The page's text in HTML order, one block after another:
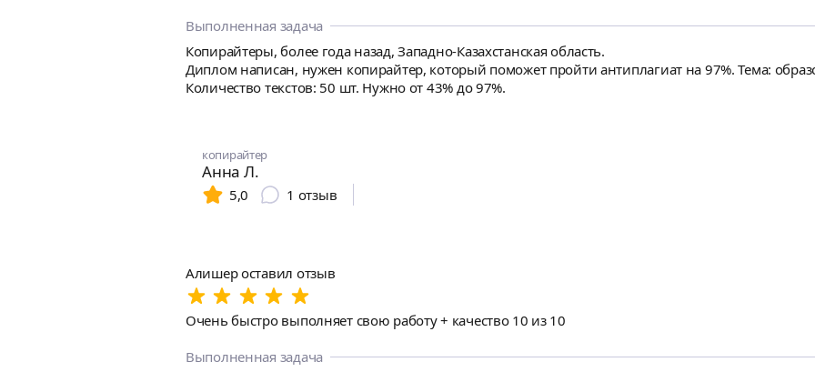
Выполненная задача
Копирайтеры, более года назад, Западно-Казахстанская область.
Диплом написан, нужен копирайтер, который поможет пройти антиплагиат на 97%. Тема:
Количество текстов: 50 шт. Нужно от 43% до 97%.
копирайтер
Анна Л.
5,0
1 отзыв
Алишер оставил отзыв
Очень быстро выполняет свою работу + качество 10 из 10
Выполненная задача